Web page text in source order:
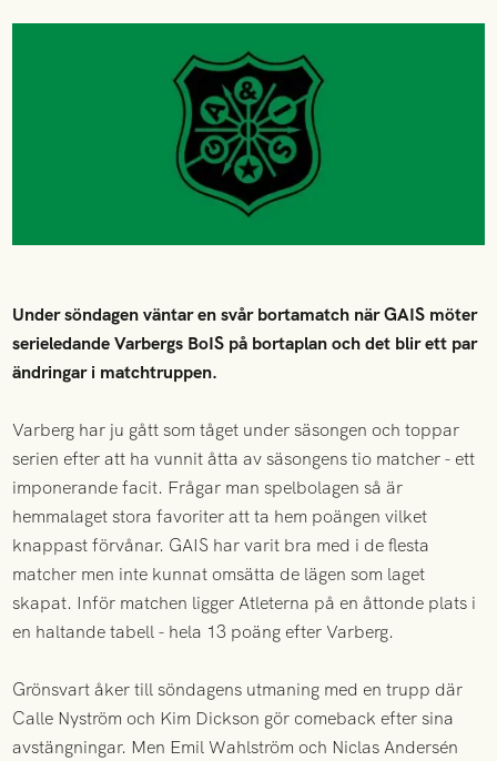
Under söndagen väntar en svår bortamatch när GAIS möter
serieledande Varbergs BoIS på bortaplan och det blir ett par
ändringar i matchtruppen.
Varberg har ju gått som tåget under säsongen och toppar
serien efter att ha vunnit åtta av säsongens tio matcher - ett
imponerande facit. Frågar man spelbolagen så är
hemmalaget stora favoriter att ta hem poängen vilket
knappast förvånar. GAIS har varit bra med i de flesta
matcher men inte kunnat omsätta de lägen som laget
skapat. Inför matchen ligger Atleterna på en åttonde plats i
en haltande tabell - hela 13 poäng efter Varberg.
Grönsvart åker till söndagens utmaning med en trupp där
Calle Nyström och Kim Dickson gör comeback efter sina
avstängningar. Men Emil Wahlström och Niclas Andersén